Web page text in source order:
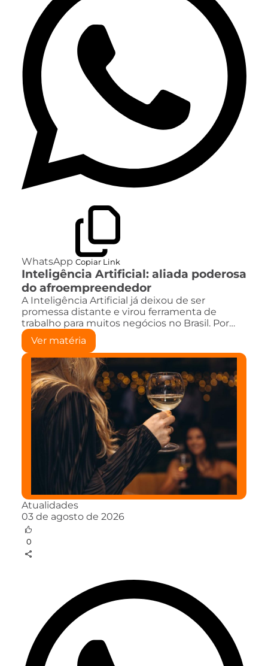
WhatsApp Copiar Link
Inteligência Artificial: aliada poderosa
do afroempreendedor
A Inteligência Artificial já deixou de ser
promessa distante e virou ferramenta de
trabalho para muitos negócios no Brasil. Por…
Ver matéria
Atualidades
03 de agosto de 2026
0